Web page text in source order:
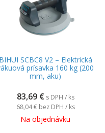
BIHUI SCBC8 V2 – Elektrická
prísavka 160 kg (200
mm, aku)
83,69 € s DPH / ks
68,04 € bez DPH / ks
Na objednávku